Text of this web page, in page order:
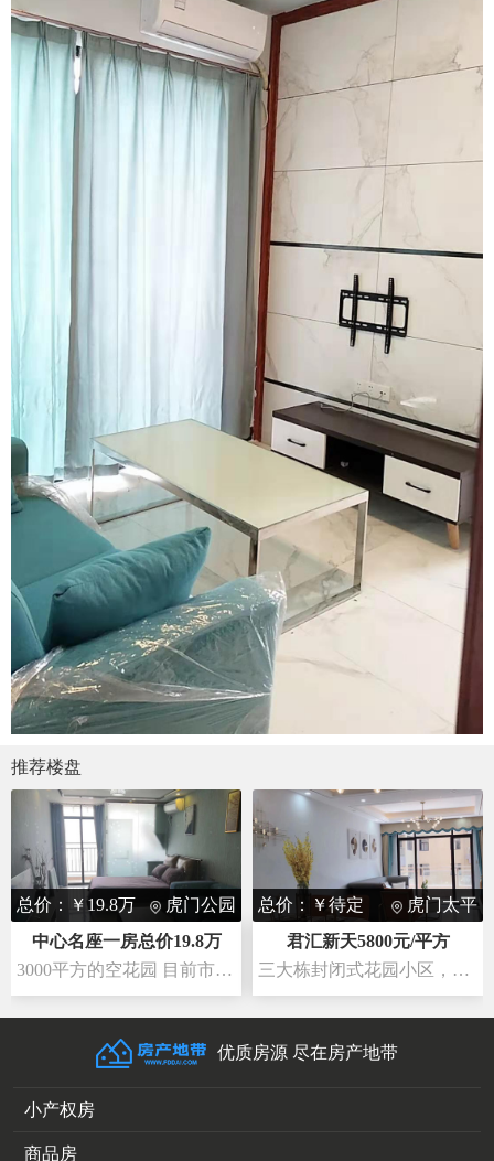
推荐楼盘
总价：￥19.8万
虎门公园
中心名座一房总价19.8万
3000平方的空花园 目前市面上最大的花园小区
总价：￥待定
虎门太平
君汇新天5800元/平方
三大栋封闭式花园小区，自带空中花园、娱乐、健身。
优质房源 尽在房产地带
小产权房
商品房